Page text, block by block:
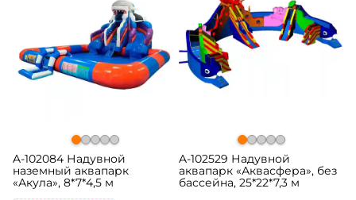
A-102084 Надувной
наземный аквапарк
«Акула», 8*7*4,5 м
A-102529 Надувной
аквапарк «Аквасфера», без
бассейна, 25*22*7,3 м